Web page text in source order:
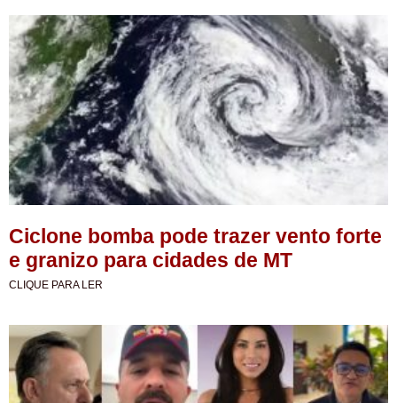
Ciclone bomba pode trazer vento forte
e granizo para cidades de MT
CLIQUE PARA LER